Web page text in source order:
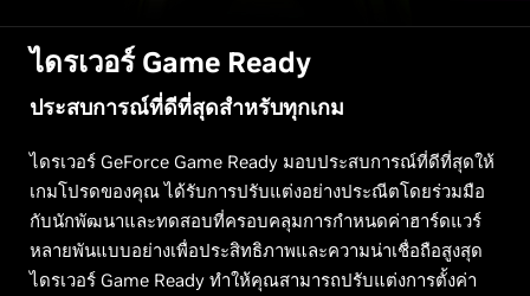
ไดรเวอร์ Game Ready
ประสบการณ์ที่ดีที่สุดสำหรับทุกเกม
ไดรเวอร์ GeForce Game Ready มอบประสบการณ์ที่ดีที่สุดให้
เกมโปรดของคุณ ได้รับการปรับแต่งอย่างประณีตโดยร่วมมือ
กับนักพัฒนาและทดสอบที่ครอบคลุมการกำหนดค่าฮาร์ดแวร์
หลายพันแบบอย่างเพื่อประสิทธิภาพและความน่าเชื่อถือสูงสุด
ไดรเวอร์ Game Ready ทำให้คุณสามารถปรับแต่งการตั้งค่า